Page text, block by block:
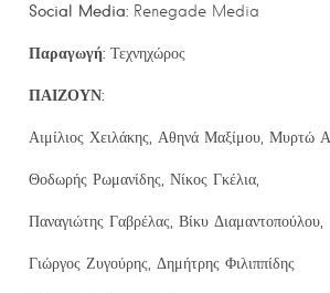
Social Media: Renegade Media
Παραγωγή: Τεχνηχώρος
ΠΑΙΖΟΥΝ:
Αιμίλιος Χειλάκης, Αθηνά Μαξίμου, Μυρτώ
Θοδωρής Ρωμανίδης, Νίκος Γκέλια,
Παναγιώτης Γαβρέλας, Βίκυ Διαμαντοπούλου,
Γιώργος Ζυγούρης, Δημήτρης Φιλιππίδης